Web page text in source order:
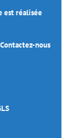
est réalisée
nous